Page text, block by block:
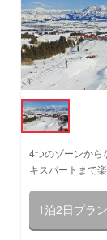
4つのゾーンから
キスパートまで
1泊2日プラ